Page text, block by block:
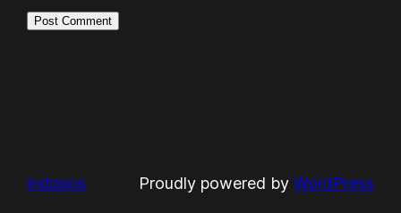
indopos Proudly powered by WordPress